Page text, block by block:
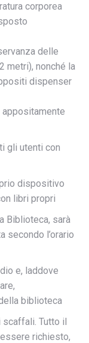
corporea
delle
metri), nonché la
dispenser
gli utenti con
dispositivo
libri propri
Biblioteca, sarà
secondo l’orario
e, laddove
biblioteca
scaffali. Tutto il
richiesto,